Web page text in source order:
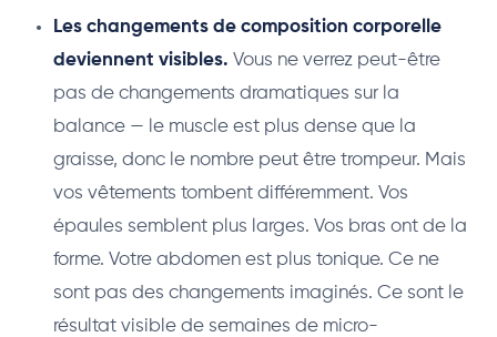
Les changements de composition corporelle
deviennent visibles. Vous ne verrez peut-être
pas de changements dramatiques sur la
balance — le muscle est plus dense que la
graisse, donc le nombre peut être trompeur. Mais
vos vêtements tombent différemment. Vos
épaules semblent plus larges. Vos bras ont de la
forme. Votre abdomen est plus tonique. Ce ne
sont pas des changements imaginés. Ce sont le
résultat visible de semaines de micro-